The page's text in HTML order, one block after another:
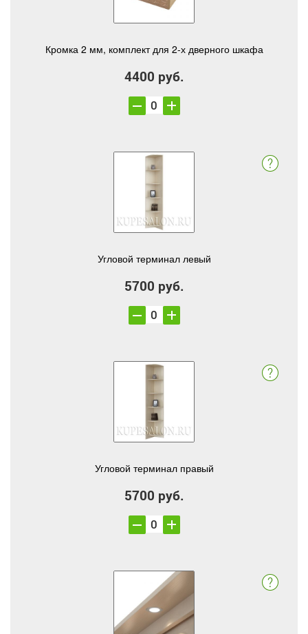
Кромка 2 мм, комплект для 2-х дверного шкафа
4400 руб.
Угловой терминал левый
5700 руб.
Угловой терминал правый
5700 руб.